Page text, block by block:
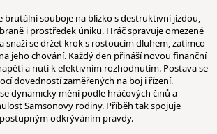
brutální souboje na blízko s destruktivní jízdou,
i prostředek úniku. Hráč spravuje omezené
snaží se držet krok s rostoucím dluhem, zatímco
jeho chování. Každý den přináší novou finanční
a nutí k efektivním rozhodnutím. Postava se
dovedností zaměřených na boj i řízení.
dynamicky mění podle hráčových činů a
Samsonovy rodiny. Příběh tak spojuje
odkrýváním pravdy.